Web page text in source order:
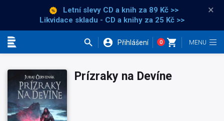
Letní slevy CD a knih za 89 Kč >>
Likvidace skladu - CD a knihy za 25 Kč >>
×
Přihlášení 0
Prízraky na Devíne